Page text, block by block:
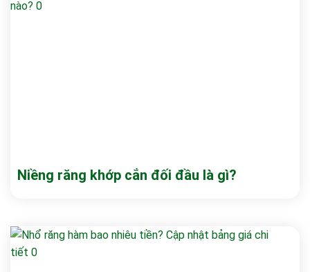
Niềng răng khớp cắn đối đầu là gì?